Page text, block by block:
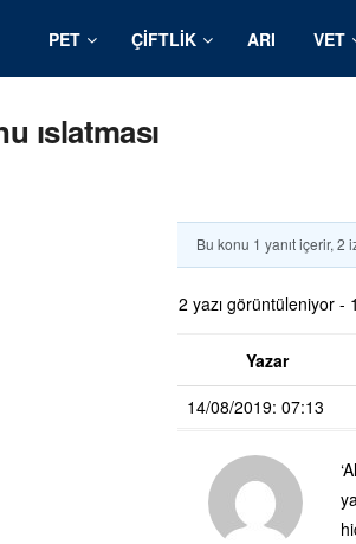
PET ÇIFTLIK ARI VET
ıslatması
Bu konu 1 yanıt içerir, 2
2 yazı görüntüleniyor -
Yazar
14/08/2019: 07:13